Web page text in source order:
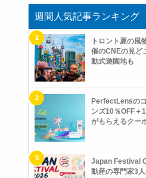
週間人気記事ランキング
トロント夏の風
催のCNEの見ど
動式遊園地も
PerfectLensの
ンズ10％OFF＋
がもらえるクー
Japan Festival
動産の専門家3